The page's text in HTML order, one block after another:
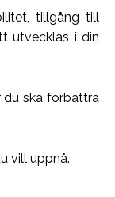
tillgång till
utvecklas i din
du ska förbättra
vill uppnå.